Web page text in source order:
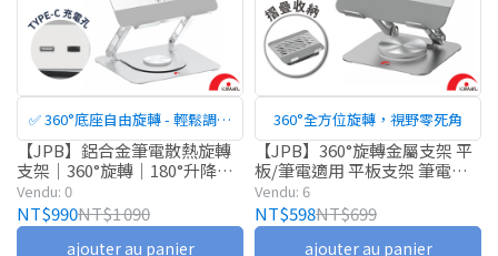
✅ 360°底座自由旋轉 - 輕鬆調整
觀看方向，多人討論、工作簡報
更方便
【JPB】鋁合金筆電散熱旋轉
支架｜360°旋轉｜180°升降｜
TYPE-C供電 散熱支架 支架
Vendu: 0
NT$990NT$1 090
ajouter au panier
360°全方位旋轉，視野零死角
【JPB】360°旋轉金屬支架 平
板/筆電適用 平板支架 筆電支
架 支架 摺疊支架
Vendu: 6
NT$598NT$699
ajouter au panier